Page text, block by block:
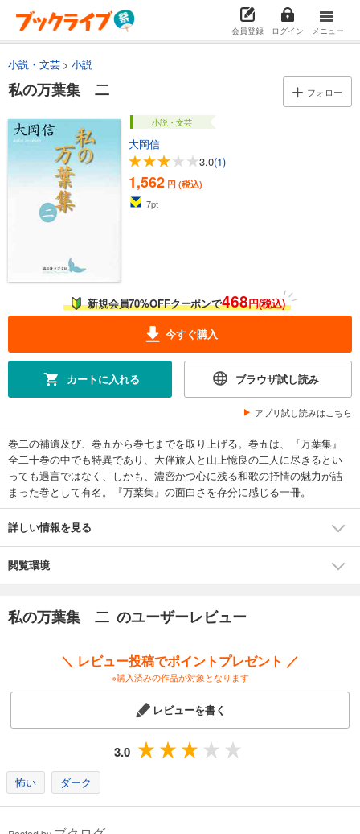
会員登録 ログイン メニュー
小説・文芸 小説
私の万葉集 二 フォロー
小説・文芸
大岡信
3.0(1)
1,562 円 (税込)
7pt
新規会員70%OFFクーポンで468円(税込)
今すぐ購入
カートに入れる ブラウザ試し読み
アプリ試し読みはこちら
巻二の補遺及び、巻五から巻七までを取り上げる。巻五は、『万葉集』
全二十巻の中でも特異であり、大伴旅人と山上憶良の二人に尽きるとい
っても過言ではなく、しかも、濃密かつ心に残る和歌の抒情の魅力が詰
まった巻として有名。『万葉集』の面白さを存分に感じる一冊。
詳しい情報を見る
閲覧環境
私の万葉集 二 のユーザーレビュー
＼ レビュー投稿でポイントプレゼント ／
※購入済みの作品が対象となります
レビューを書く
3.0
怖い ダーク